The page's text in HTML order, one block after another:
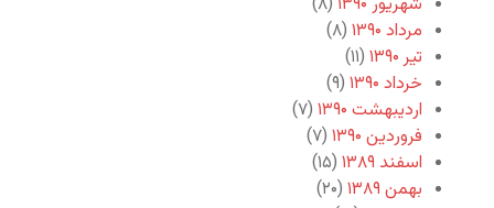
مرداد ۱۳۹۰
(۸)
تیر ۱۳۹۰
(۱۱)
خرداد ۱۳۹۰
(۹)
اردیبهشت ۱۳۹۰
(۷)
فروردین ۱۳۹۰
(۷)
اسفند ۱۳۸۹
(۱۵)
بهمن ۱۳۸۹
(۲۰)